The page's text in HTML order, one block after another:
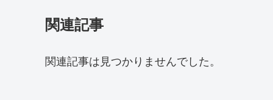
関連記事
関連記事は見つかりませんでした。